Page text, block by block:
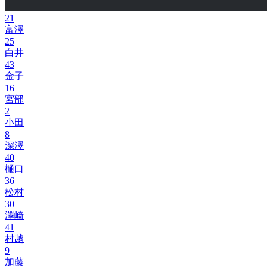
21
富澤
25
白井
43
金子
16
宮部
2
小田
8
深澤
40
樋口
36
松村
30
澤崎
41
村越
9
加藤